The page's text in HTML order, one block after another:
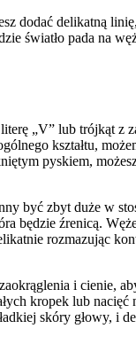
dodać delikatną
światło pada na
„V” lub trójkąt z
kształtu,
pyskiem,
być zbyt duże w
będzie źrenicą.
rozmazując
i cienie,
kropek lub nacięć
skóry głowy, i